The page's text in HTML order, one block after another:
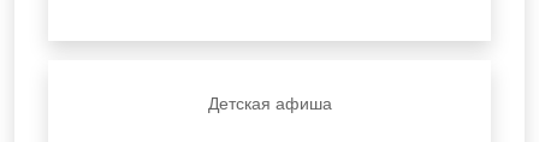
Детская афиша